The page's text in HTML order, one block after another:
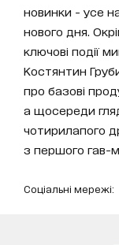
новинки - усе
нового дня.
ключові події
Костянтин
про базові
а щосереди
чотирилапого
з першого гав-
Соціальні мережі: